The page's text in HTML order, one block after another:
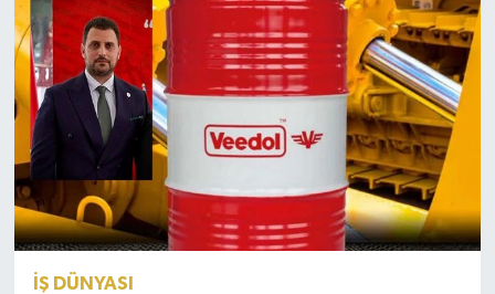
İŞ DÜNYASI